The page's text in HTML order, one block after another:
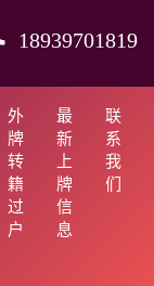
18939701819
外
牌
转
籍
过
户
最
新
上
牌
信
息
联
系
我
们